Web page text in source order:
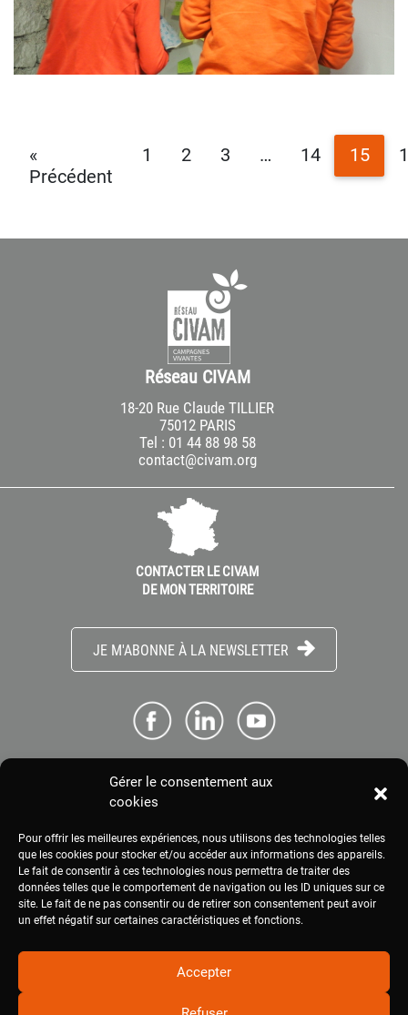
Gérer le consentement aux
cookies
Pour offrir les meilleures expériences, nous utilisons des technologies telles
que les cookies pour stocker et/ou accéder aux informations des appareils.
Le fait de consentir à ces technologies nous permettra de traiter des
données telles que le comportement de navigation ou les ID uniques sur ce
site. Le fait de ne pas consentir ou de retirer son consentement peut avoir
un effet négatif sur certaines caractéristiques et fonctions.
Accepter
«
Précédent
1 2 3 … 14 15
Réseau CIVAM
18-20 Rue Claude TILLIER
75012 PARIS
Tel : 01 44 88 98 58
contact@civam.org
CONTACTER LE CIVAM
DE MON TERRITOIRE
JE M'ABONNE À LA NEWSLETTER
ME CONNECTER
ESPACE PRESSE
MENTIONS LÉGALES